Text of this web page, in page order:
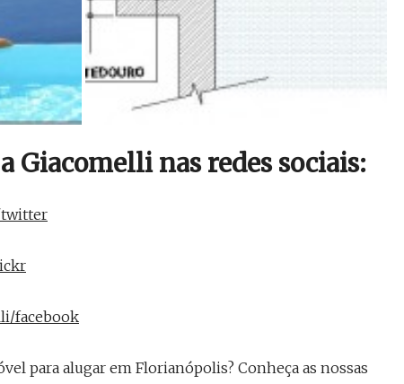
Giacomelli nas redes sociais:
facebook
para alugar em Florianópolis? Conheça as nossas